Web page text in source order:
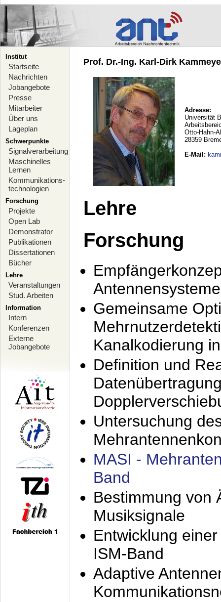
Institut
Startseite
Nachrichten
Jobangebote
Presse
Mitarbeiter
Über uns
Lageplan
Schwerpunkte
Signalverarbeitung
Maschinelles
Lernen
Kommunikations-
technologien
Forschung
Projekte
Open Lab
Demonstrator
Publikationen
Dissertationen
Bücher
Lehre
Veranstaltungen
Stud. Arbeiten
Information
Intern
Konferenzen
Externe
Jobangebote
Prof. Dr.-Ing. Karl-Dirk
Adresse:
Universität
Otto-Hahn-
28359
E-Mail :
Lehre
Forschung
Antennensysteme
Gemeinsame
Kanalkodierung
Definition und
Untersuchung
MASI -
Band
Bestimmung von
Musiksignale
Entwicklung
ISM-Band
Adaptive